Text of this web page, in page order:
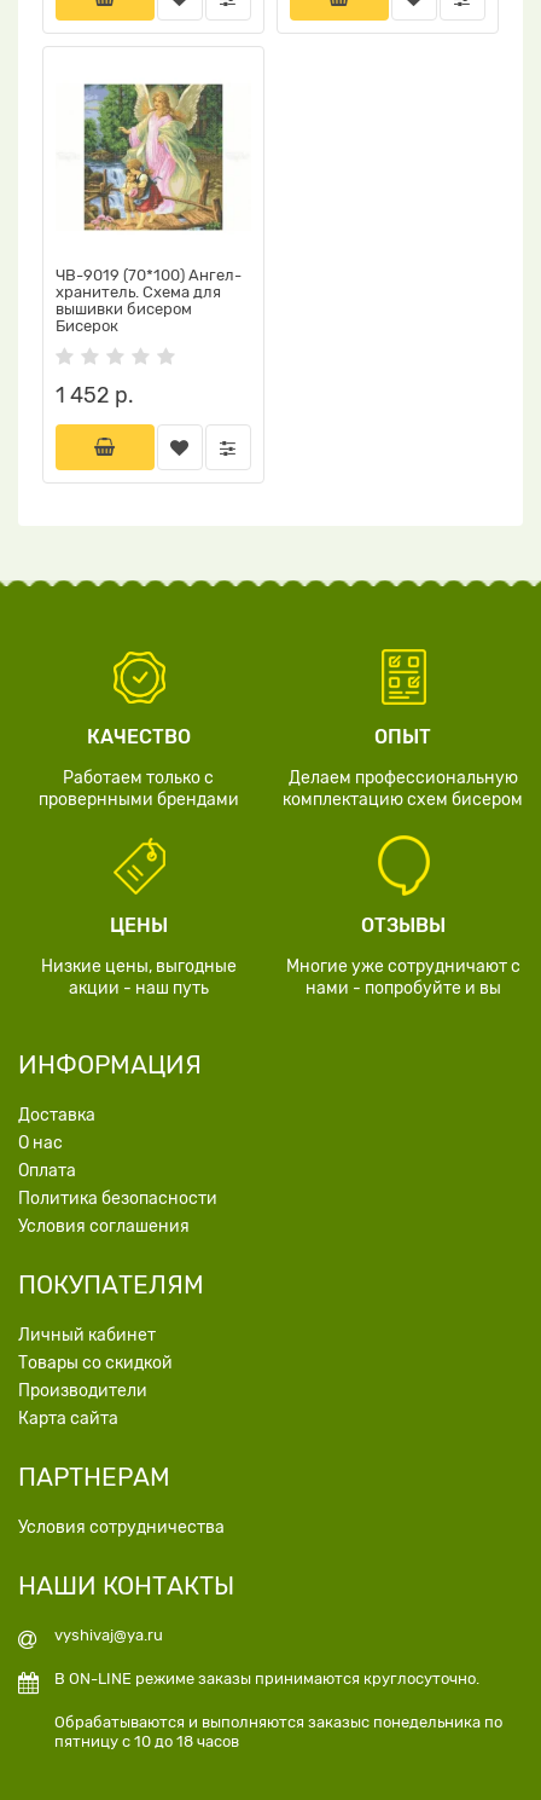
ЧВ-9019 (70*100) Ангел-
хранитель. Схема для
вышивки бисером
Бисерок
1 452 р.
КАЧЕСТВО
Работаем только с
провернными брендами
ОПЫТ
Делаем профессиональную
комплектацию схем бисером
ЦЕНЫ
Низкие цены, выгодные
акции - наш путь
ОТЗЫВЫ
Многие уже сотрудничают с
нами - попробуйте и вы
ИНФОРМАЦИЯ
Доставка
О нас
Оплата
Политика безопасности
Условия соглашения
ПОКУПАТЕЛЯМ
Личный кабинет
Товары со скидкой
Производители
Карта сайта
ПАРТНЕРАМ
Условия сотрудничества
НАШИ КОНТАКТЫ
vyshivaj@ya.ru
В ON-LINE режиме заказы принимаются круглосуточно.
Обрабатываются и выполняются заказыс понедельника по
пятницу с 10 до 18 часов